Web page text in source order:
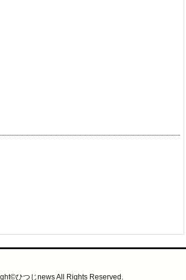
ひつじnews All Rights Reserved.